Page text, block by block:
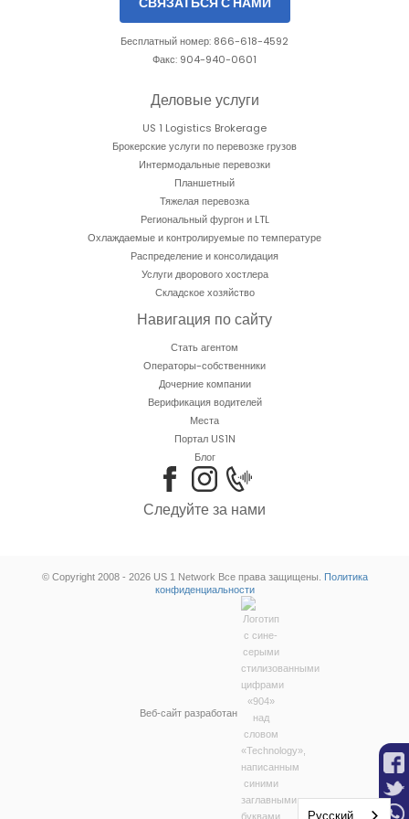
Бесплатный номер: 866-618-4592
Факс: 904-940-0601
Деловые услуги
US 1 Logistics Brokerage
Брокерские услуги по перевозке грузов
Интермодальные перевозки
Планшетный
Тяжелая перевозка
Региональный фургон и LTL
Охлаждаемые и контролируемые по температуре
Распределение и консолидация
Услуги дворового хостлера
Складское хозяйство
Навигация по сайту
Стать агентом
Операторы-собственники
Дочерние компании
Верификация водителей
Места
Портал US1N
Блог
Следуйте за нами
© Copyright 2008 - 2026 US 1 Network Все права защищены.
Политика
конфиденциальности
Веб-сайт разработан
Русский